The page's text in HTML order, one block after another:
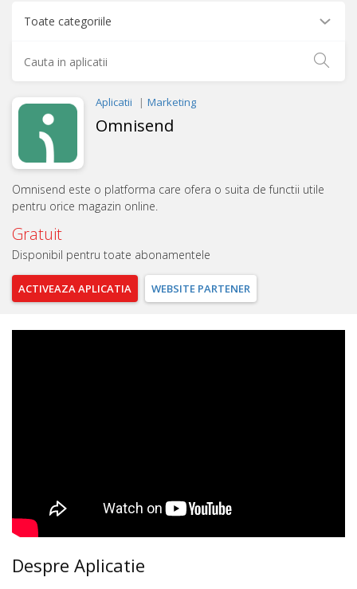
Aplicatii Marketing
Omnisend
Omnisend este o platforma care ofera o suita de functii utile
pentru orice magazin online.
Gratuit
Disponibil pentru toate abonamentele
ACTIVEAZAAPLICATIA WEBSITE PARTENER
Despre Aplicatie